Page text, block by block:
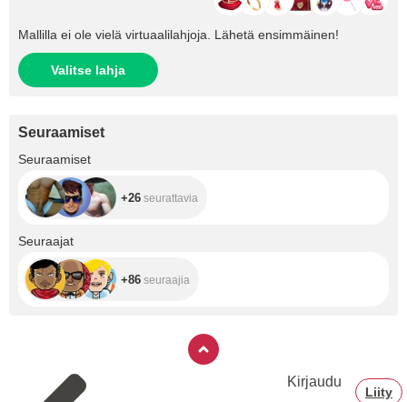
Mallilla ei ole vielä virtuaalilahjoja. Lähetä ensimmäinen!
Valitse lahja
Seuraamiset
Seuraamiset
+26 seurattavia
Seuraajat
+86 seuraajia
Kirjaudu
Liity